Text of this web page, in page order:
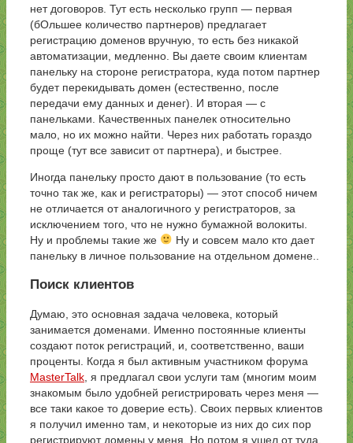
нет договоров. Тут есть несколько групп — первая
(бОльшее количество партнеров) предлагает
регистрацию доменов вручную, то есть без никакой
автоматизации, медленно. Вы даете своим клиентам
панельку на стороне регистратора, куда потом партнер
будет перекидывать домен (естественно, после
передачи ему данных и денег). И вторая — с
панельками. Качественных панелек относительно
мало, но их можно найти. Через них работать гораздо
проще (тут все зависит от партнера), и быстрее.
Иногда панельку просто дают в пользование (то есть
точно так же, как и регистраторы) — этот способ ничем
не отличается от аналогичного у регистраторов, за
исключением того, что не нужно бумажной волокиты.
Ну и проблемы такие же
Ну и совсем мало кто дает
панельку в личное пользование на отдельном домене..
Поиск клиентов
Думаю, это основная задача человека, который
занимается доменами. Именно постоянные клиенты
создают поток регистраций, и, соответственно, ваши
проценты. Когда я был активным участником форума
MasterTalk , я предлагал свои услуги там (многим моим
знакомым было удобней регистрировать через меня —
все таки какое то доверие есть). Своих первых клиентов
я получил именно там, и некоторые из них до сих пор
регистрируют домены у меня. Но потом я ушел от туда,